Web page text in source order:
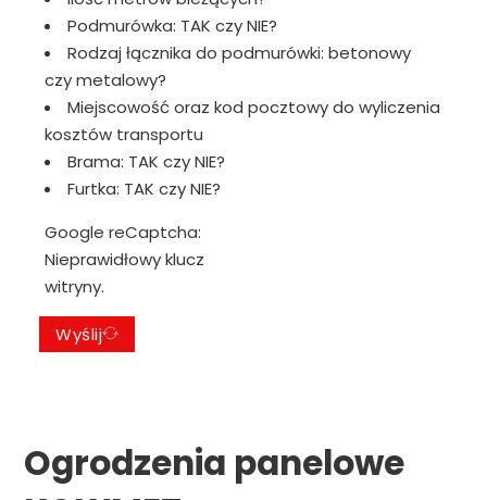
Podmurówka: TAK czy NIE?
Rodzaj łącznika do podmurówki: betonowy
czy metalowy?
Miejscowość oraz kod pocztowy do wyliczenia
kosztów transportu
Brama: TAK czy NIE?
Furtka: TAK czy NIE?
Google reCaptcha:
Nieprawidłowy klucz
witryny.
Wyślij
Ogrodzenia panelowe